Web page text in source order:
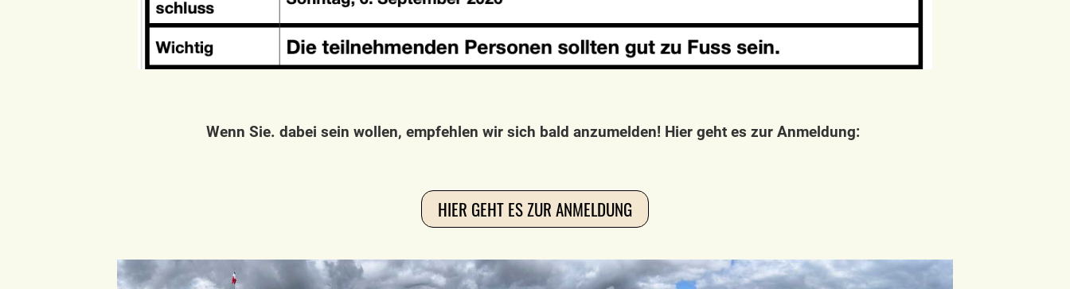
Wenn Sie. dabei sein wollen, empfehlen wir sich bald anzumelden! Hier geht es zur Anmeldung:
HIER GEHT ES ZUR ANMELDUNG